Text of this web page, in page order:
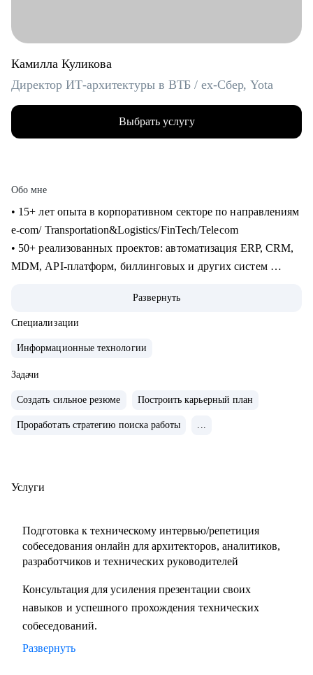
Камилла Куликова
Директор ИТ-архитектуры в ВТБ / ex-Cбер, Yota
Выбрать услугу
Обо мне
• 15+ лет опыта в корпоративном секторе по направлениям
e-com/ Transportation&Logistics/FinTech/Telecom
• 50+ реализованных проектов: автоматизация ERP, CRM,
MDM, API-платформ, биллинговых и других систем
• 500+ собеседований проведенных для того, чтобы
• 4+ года эксперт в жюри хакатонов
С чем помогу:
• Подготовка к техническому собеседованию
• Карьерные цели в ИТ-архитектуре
• Проработать решение/проект, в части архитектуры
• Внедрение архитектурной функции
• ИТ-трансформация
Кому могу помочь:
• Аналитикам, архитекторам, техлидам/тимлидам: развитие
Развернуть
Специализации
Информационные технологии
Задачи
Создать сильное резюме Построить карьерный план
Проработать стратегию поиска работы ...
Услуги
Подготовка к техническому интервью/репетиция
собеседования онлайн для архитекторов, аналитиков,
разработчиков и технических руководителей
Консультация для усиления презентации своих
навыков и успешного прохождения технических
собеседований.
Развернуть